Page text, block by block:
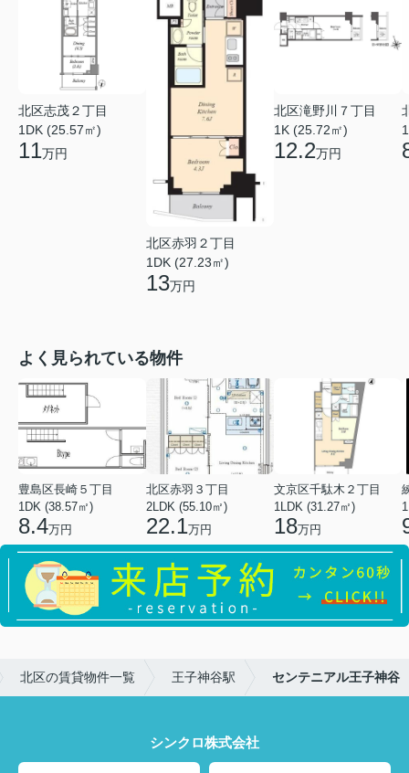
北区志茂２丁目
1DK (25.57㎡)
11万円
北区赤羽２丁目
1DK (27.23㎡)
13万円
北区滝野川７丁目
1K (25.72㎡)
12.2万円
よく見られている物件
豊島区長崎５丁目
1DK (38.57㎡)
8.4万円
北区赤羽３丁目
2LDK (55.10㎡)
22.1万円
文京区千駄木２丁目
1LDK (31.27㎡)
18万円
北区の賃貸物件一覧 王子神谷駅 センテニアル王子神谷
シンクロ株式会社